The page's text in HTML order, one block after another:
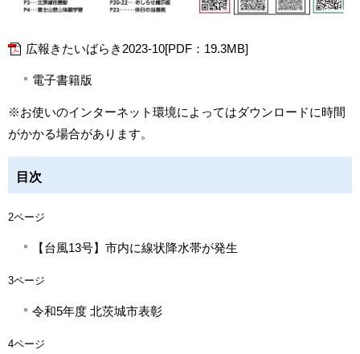
広報きたいばらき2023-10[PDF：19.3MB]
電子書籍版
※お使いのインターネット環境によってはダウンロードに時間
がかかる場合があります。
目次
2ページ
【台風13号】市内に線状降水帯が発生
3ページ
令和5年度 北茨城市表彰
4ページ